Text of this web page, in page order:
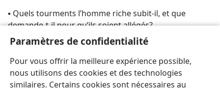
Paramètres de confidentialité
Pour vous offrir la meilleure expérience possible,
nous utilisons des cookies et des technologies
similaires. Certains cookies sont nécessaires au
▪ Quels tourments l’homme riche subit-​il, et que
demande-​t-​il pour qu’ils soient allégés?
▪ Que symbolise le “grand gouffre”?
▪ Qui est le vrai père de l’homme riche, et qui sont ses
cinq frères?